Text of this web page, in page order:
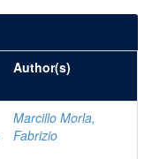
Author(s)
Marcillo Morla,
Fabrizio